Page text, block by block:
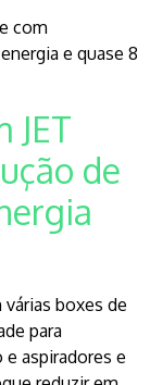
com
e quase 8
JET
de
boxes de
para
aspiradores e